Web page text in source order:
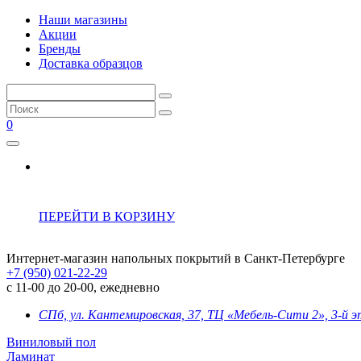
Наши магазины
Акции
Бренды
Доставка образцов
0
ПЕРЕЙТИ В КОРЗИНУ
Интернет-магазин напольных покрытий в Санкт-Петербурге
+7 (950) 021-22-29
с 11-00 до 20-00, ежедневно
СПб, ул. Кантемировская, 37, ТЦ «Мебель-Сити 2», 3-й
Виниловый пол
Ламинат